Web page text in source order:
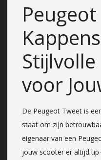
voor
De Peugeot Tweet is
staat om zijn
eigenaar van een
jouw scooter er altijd